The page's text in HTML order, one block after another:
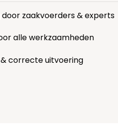
door zaakvoerders & experts
alle werkzaamheden
correcte uitvoering